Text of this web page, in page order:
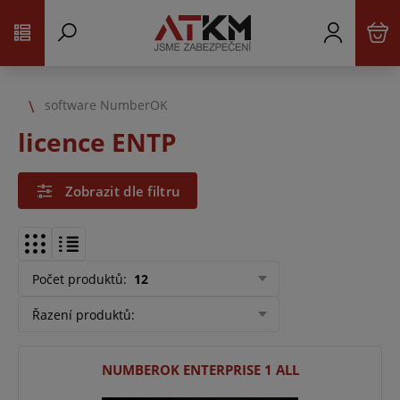
software NumberOK
licence ENTP
Zobrazit dle filtru
Počet produktů: 12
Řazení produktů:
NUMBEROK ENTERPRISE 1 ALL